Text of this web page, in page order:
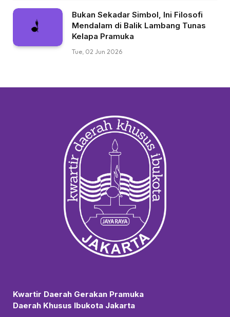
Bukan Sekadar Simbol, Ini Filosofi
Mendalam di Balik Lambang Tunas
Kelapa Pramuka
Tue, 02 Jun 2026
Kwartir Daerah Gerakan Pramuka
Daerah Khusus Ibukota Jakarta